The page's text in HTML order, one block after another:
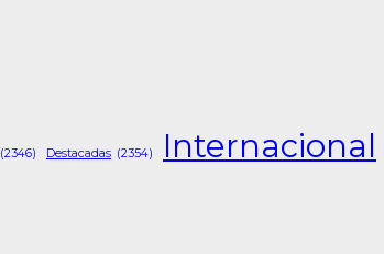
(2346) Destacadas (2354) Internacional